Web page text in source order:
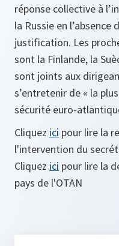
réponse collective à
la Russie en
justification. Les
sont la Finlande, la
sont joints aux
s’entretenir de « la
sécurité euro-
Cliquez ici pour lire la
l'intervention du
Cliquez ici pour lire la
pays de l'OTAN